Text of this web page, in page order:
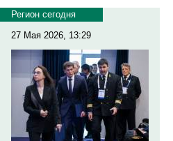
Регион сегодня
27 Мая 2026, 13:29